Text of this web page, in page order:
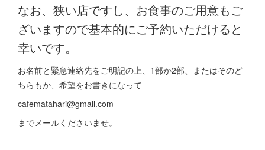
なお、狭い店ですし、お食事のご用意もご
ざいますので基本的にご予約いただけると
幸いです。
お名前と緊急連絡先をご明記の上、1部か2部、またはそのど
ちらもか、希望をお書きになって
cafematahari@gmail.com
までメールくださいませ。